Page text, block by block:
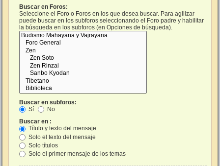
Buscar en Foros:
Seleccione el Foro o Foros en los que desea buscar. Para agilizar
puede buscar en los subforos seleccionando el Foro padre y habilitar
la búsqueda en los subforos (en Opciones de búsqueda).
Buscar en subforos:
Sí
No
Buscar en :
Título y texto del mensaje
Solo el texto del mensaje
Solo títulos
Solo el primer mensaje de los temas